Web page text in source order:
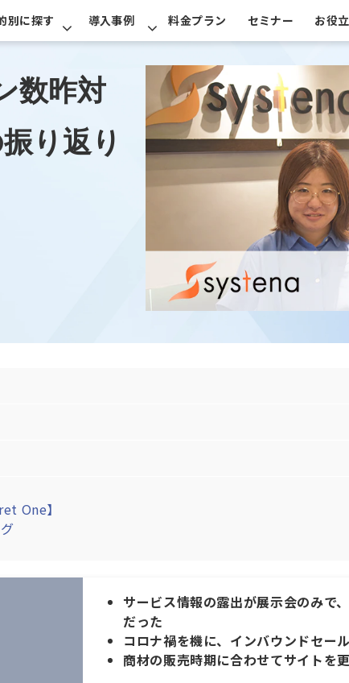
別に探す 導入事例 料金プラン セミナー お役
数昨対
り返り
One】
サービス情報の露出が展示会のみで
だった
コロナ禍を機に、インバウンドセー
商材の販売時期に合わせてサイトを